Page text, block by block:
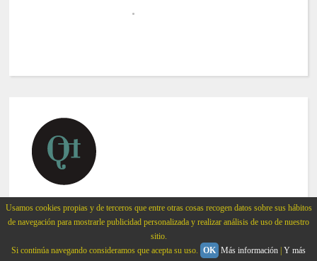
Usamos cookies propias y de terceros que entre otras cosas recogen datos sobre sus hábitos
de navegación para mostrarle publicidad personalizada y realizar análisis de uso de nuestro
sitio.
Si continúa navegando consideramos que acepta su uso. OK Más información Y más
©2015Quinta trends
All rights reserved.